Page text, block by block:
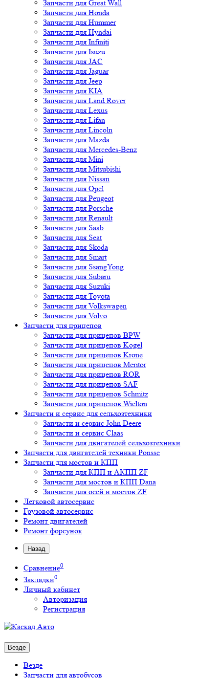
Запчасти для Great Wall
Запчасти для Honda
Запчасти для Hummer
Запчасти для Hyndai
Запчасти для Infiniti
Запчасти для Isuzu
Запчасти для JAC
Запчасти для Jaguar
Запчасти для Jeep
Запчасти для KIA
Запчасти для Land Rover
Запчасти для Lexus
Запчасти для Lifan
Запчасти для Lincoln
Запчасти для Mazda
Запчасти для Mercedes-Benz
Запчасти для Mini
Запчасти для Mitsubishi
Запчасти для Nissan
Запчасти для Opel
Запчасти для Peugeot
Запчасти для Porsche
Запчасти для Renault
Запчасти для Saab
Запчасти для Seat
Запчасти для Skoda
Запчасти для Smart
Запчасти для SsangYong
Запчасти для Subaru
Запчасти для Suzuki
Запчасти для Toyota
Запчасти для Volkswagen
Запчасти для Volvo
Запчасти для прицепов
Запчасти для прицепов BPW
Запчасти для прицепов Kogel
Запчасти для прицепов Krone
Запчасти для прицепов Meritor
Запчасти для прицепов ROR
Запчасти для прицепов SAF
Запчасти для прицепов Schmitz
Запчасти для прицепов Wielton
Запчасти и сервис для сельхозтехники
Запчасти и сервис John Deere
Запчасти и сервис Claas
Запчасти для двигателей сельхозтехники
Запчасти для двигателей техники Ponsse
Запчасти для мостов и КПП
Запчасти для КПП и АКПП ZF
Запчасти для мостов и КПП Dana
Запчасти для осей и мостов ZF
Легковой автосервис
Грузовой автосервис
Ремонт двигателей
Ремонт форсунок
Назад
Сравнение0
Закладки0
Личный кабинет
Авторизация
Регистрация
Везде
Везде
Запчасти для автобусов